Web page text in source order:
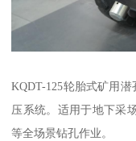
KQDT-125轮胎式矿用
压系统。适用于地下采
等全场景钻孔作业。